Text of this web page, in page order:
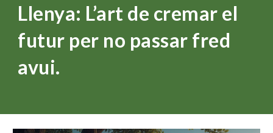
Llenya: L’art de cremar el
futur per no passar fred
avui.